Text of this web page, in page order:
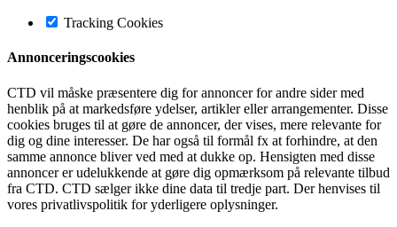
Tracking Cookies
Annonceringscookies
CTD vil måske præsentere dig for annoncer for andre sider med
henblik på at markedsføre ydelser, artikler eller arrangementer. Disse
cookies bruges til at gøre de annoncer, der vises, mere relevante for
dig og dine interesser. De har også til formål fx at forhindre, at den
samme annonce bliver ved med at dukke op. Hensigten med disse
annoncer er udelukkende at gøre dig opmærksom på relevante tilbud
fra CTD. CTD sælger ikke dine data til tredje part. Der henvises til
vores privatlivspolitik for yderligere oplysninger.